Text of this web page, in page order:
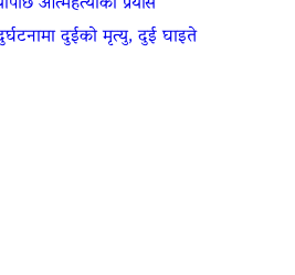
दुईको मृत्यु, दुई घाइते